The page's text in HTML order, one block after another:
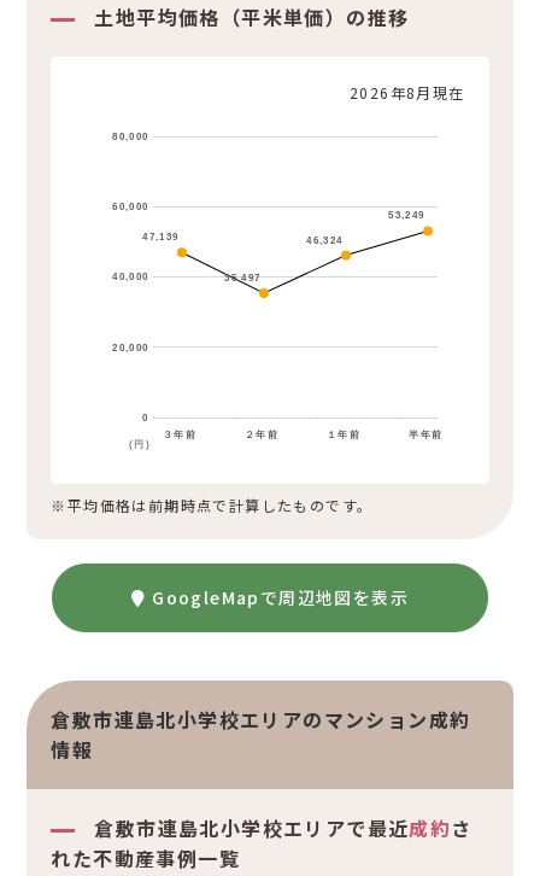
土地平均価格（平米単価）の推移
2026年8月現在
３年前 ２年前 １年前 半年前
0
20,000
40,000
60,000
80,000
47,139
35,497
46,324
53,249
(円)
※平均価格は前期時点で計算したものです。
GoogleMapで周辺地図を表示
倉敷市連島北小学校エリアのマンション成約
情報
倉敷市連島北小学校エリアで最近成約さ
れた不動産事例一覧